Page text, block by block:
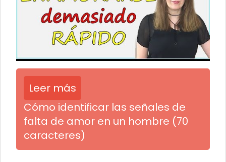
Leer más
Cómo identificar las señales de
falta de amor en un hombre (70
caracteres)